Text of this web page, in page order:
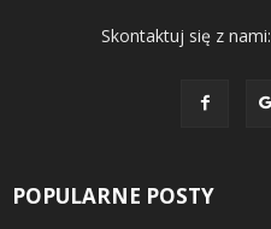
Skontaktuj się z nami:
POPULARNE POSTY